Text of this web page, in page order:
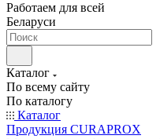
Работаем для всей
Беларуси
Каталог
По всему сайту
По каталогу
Каталог
Продукция CURAPROX